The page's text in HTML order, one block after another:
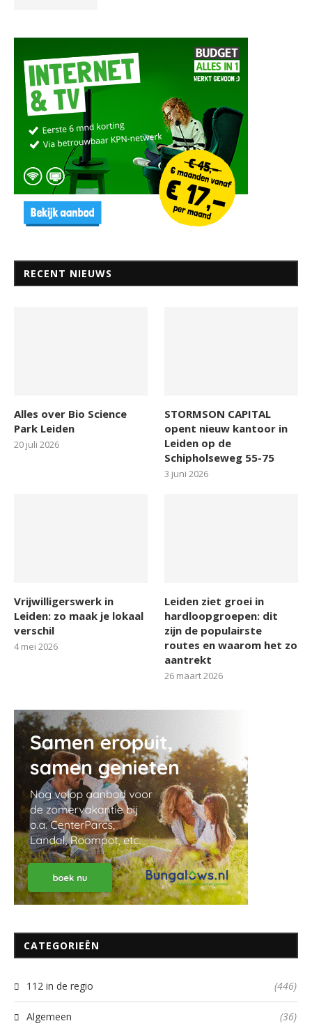
RECENT NIEUWS
Alles over Bio Science
Park Leiden
20 juli 2026
STORMSON CAPITAL
opent nieuw kantoor in
Leiden op de
Schipholseweg 55-75
3 juni 2026
Vrijwilligerswerk in
Leiden: zo maak je lokaal
verschil
4 mei 2026
Leiden ziet groei in
hardloopgroepen: dit
zijn de populairste
routes en waarom het zo
aantrekt
26 maart 2026
CATEGORIEËN
112 in de regio (446)
Algemeen (36)